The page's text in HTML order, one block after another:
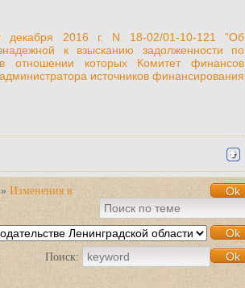
декабря 2016 г. N 18-02/01-10-121 "Об
к взысканию задолженности по
отношении которых Комитет финансов
источников финансирования
» Изменения в
Поиск: